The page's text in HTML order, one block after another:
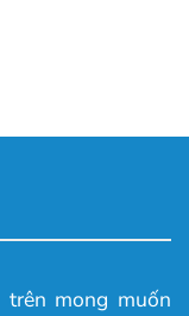
mong muốn